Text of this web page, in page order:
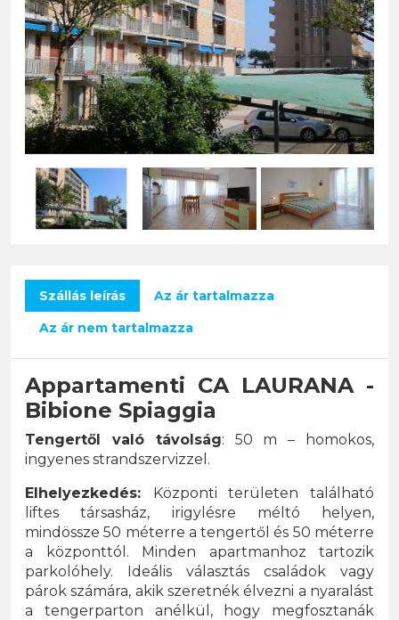
Szállás leírás
Az ár tartalmazza
Az ár nem tartalmazza
Appartamenti CA LAURANA -
Bibione Spiaggia
Tengertől való távolság: 50 m – homokos,
ingyenes strandszervizzel.
Elhelyezkedés: Központi területen található
liftes társasház, irigylésre méltó helyen,
mindössze 50 méterre a tengertől és 50 méterre
a központtól. Minden apartmanhoz tartozik
parkolóhely. Ideális választás családok vagy
párok számára, akik szeretnék élvezni a nyaralást
a tengerparton anélkül, hogy megfosztanák